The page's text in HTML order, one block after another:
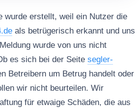
wurde erstellt, weil ein Nutzer die
als betrügerisch erkannt und uns
wurde von uns nicht
es sich bei der Seite segler-
Betreibern um Betrug handelt oder
wir nicht beurteilen. Wir
für etwaige Schäden, die aus